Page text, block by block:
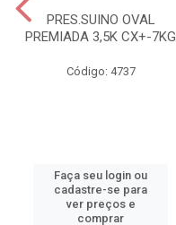
PRES.SUINO OVAL
PREMIADA 3,5K CX+-7KG
Código: 4737
Faça seu login ou
cadastre-se para
ver preços e
comprar